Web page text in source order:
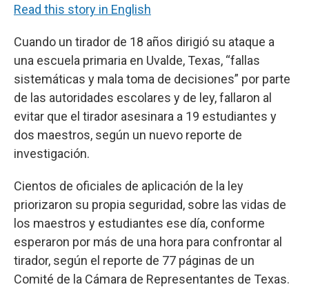
Read this story in English
Cuando un tirador de 18 años dirigió su ataque a
una escuela primaria en Uvalde, Texas, “fallas
sistemáticas y mala toma de decisiones” por parte
de las autoridades escolares y de ley, fallaron al
evitar que el tirador asesinara a 19 estudiantes y
dos maestros, según un nuevo reporte de
investigación.
Cientos de oficiales de aplicación de la ley
priorizaron su propia seguridad, sobre las vidas de
los maestros y estudiantes ese día, conforme
esperaron por más de una hora para confrontar al
tirador, según el reporte de 77 páginas de un
Comité de la Cámara de Representantes de Texas.